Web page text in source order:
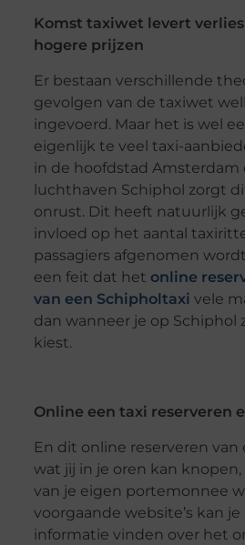
Komst taxiwet levert
hogere prijzen
Er bestaan verschillende
gevolgen van de taxiwet
ingevoerd. Maar het is wel
eigenlijk te veel taxi-
in de hoofdstad Amsterdam
luchthaven Schiphol zorgt
onrust. Dit heeft natuurlijk
invloed op het aantal
passagiers afgenomen
een feit dat het online
van een Schipholtaxi vele
dan wanneer je op Schiphol
kiest.
Online een taxi reserveren
En dit online reserveren van
wat jij in je oren kan knopen,
van je eigen portemonnee
voorgaande website’s kan
informatie vinden over het